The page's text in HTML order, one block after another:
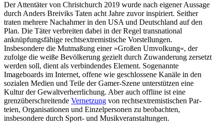
Der Attentäter von Christchurch 2019 wurde nach eigener Aussage
durch Anders Breiviks Taten acht Jahre zuvor inspiriert. Seither
traten mehrere Nachahmer in den USA und Deutschland auf den
Plan. Die Täter verbreiten dabei in der Regel trans­national
anknüpfungsfähige rechtsextremistische Vorstellungen.
Insbesondere die Mutmaßung einer »Großen Umvolkung«, der
zufolge die weiße Bevölkerung gezielt durch Zuwanderung zersetzt
werden soll, dient als verbindendes Element. Sogenannte
Imageboards im Internet, offene wie geschlossene Kanäle in den
sozialen Medien und Teile der Gamer-Szene unterstützen eine
Kultur der Gewaltverherrlichung. Aber auch offline ist eine
grenzüberschreitende Vernetzung von rechtsextremistischen Par­
teien, Organisationen und Einzelpersonen zu beobachten,
insbesondere durch Sport- und Musikveranstaltungen.